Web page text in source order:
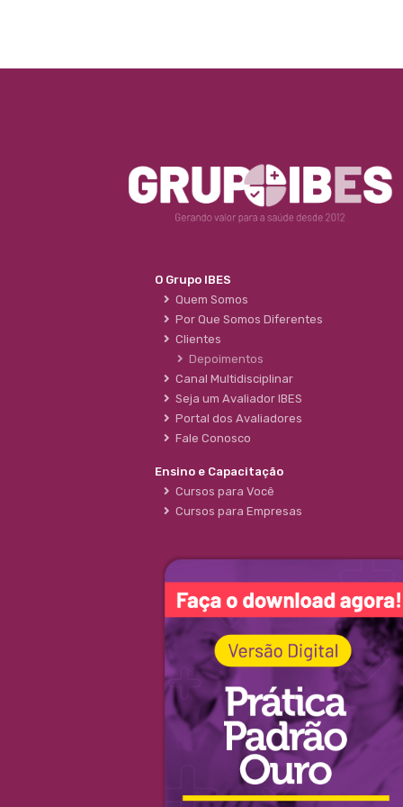
O Grupo IBES
Quem Somos
Por Que Somos Diferentes
Clientes
Depoimentos
Canal Multidisciplinar
Seja um Avaliador IBES
Portal dos Avaliadores
Fale Conosco
Ensino e Capacitação
Cursos para Você
Cursos para Empresas